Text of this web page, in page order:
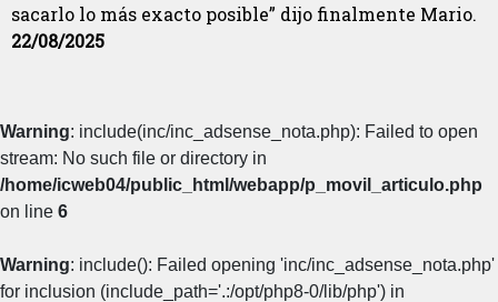
sacarlo lo más exacto posible” dijo finalmente Mario.
22/08/2025
Warning: include(inc/inc_adsense_nota.php): Failed to open
stream: No such file or directory in
/home/icweb04/public_html/webapp/p_movil_articulo.php
on line 6
Warning: include(): Failed opening 'inc/inc_adsense_nota.php'
for inclusion (include_path='.:/opt/php8-0/lib/php') in